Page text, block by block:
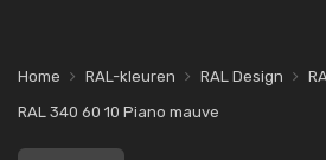
Home RAL-kleuren RAL Design
RAL 340 60 10 Piano mauve